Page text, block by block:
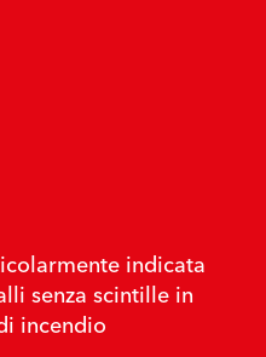
indicata
senza scintille in
incendio